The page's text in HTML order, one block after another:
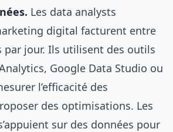
Les data analysts
digital facturent entre
par jour. Ils utilisent des outils
Google Data Studio ou
l’efficacité des
des optimisations. Les
sur des données pour